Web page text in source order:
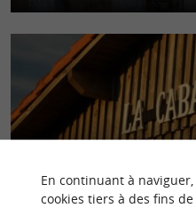
cœur du port de
En continuant à
cookies tiers à des fins de